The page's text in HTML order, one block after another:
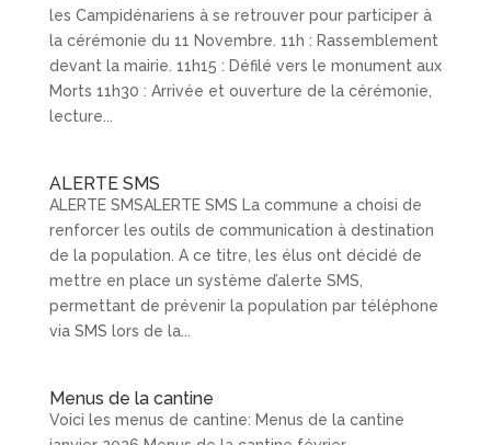
les Campidénariens à se retrouver pour participer à
la cérémonie du 11 Novembre. 11h : Rassemblement
devant la mairie. 11h15 : Défilé vers le monument aux
Morts 11h30 : Arrivée et ouverture de la cérémonie,
lecture...
ALERTE SMS
ALERTE SMSALERTE SMS La commune a choisi de
renforcer les outils de communication à destination
de la population. A ce titre, les élus ont décidé de
mettre en place un système d’alerte SMS,
permettant de prévenir la population par téléphone
via SMS lors de la...
Menus de la cantine
Voici les menus de cantine: Menus de la cantine